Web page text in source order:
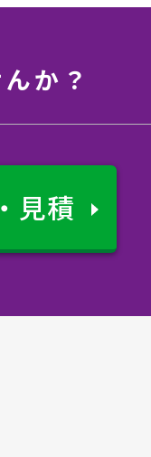
か？
見積